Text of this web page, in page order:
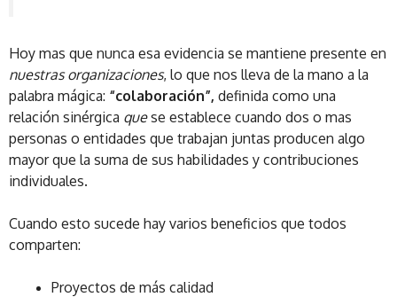
Hoy mas que nunca esa evidencia se mantiene presente en
nuestras organizaciones, lo que nos lleva de la mano a la
palabra mágica: “colaboración”, definida como una
relación sinérgica quese establece cuando dos o mas
personas o entidades que trabajan juntas producen algo
mayor que la suma de sus habilidades y contribuciones
individuales.
Cuando esto sucede hay varios beneficios que todos
comparten:
Proyectos de más calidad